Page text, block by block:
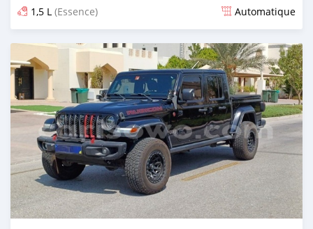
1,5 L (Essence) Automatique
Publié il y a plus d'un an